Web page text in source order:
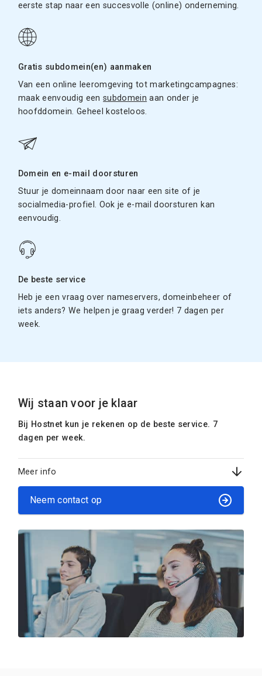
eerste stap naar een succesvolle (online) onderneming.
Gratis subdomein(en) aanmaken
Van een online leeromgeving tot marketingcampagnes:
maak eenvoudig eensubdomein aan onder je
hoofddomein. Geheel kosteloos.
Domein en e-mail doorsturen
Stuur je domeinnaam door naar een site of je
socialmedia-profiel. Ook je e-mail doorsturen kan
eenvoudig.
De beste service
Heb je een vraag over nameservers, domeinbeheer of
iets anders? We helpen je graag verder! 7 dagen per
week.
Wij staan voor je klaar
Bij Hostnet kun je rekenen op de beste service. 7
dagen per week.
Meer info
Neem contact op